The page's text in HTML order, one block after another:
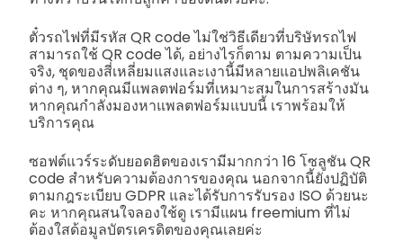
ตั๋วรถไฟที่มีรหัส QR code ไม่ใช่วิธีเดียวที่บริษัทรถไฟ
สามารถใช้ QR code ได้, อย่างไรก็ตาม ตามความเป็น
จริง, ชุดของสี่เหลี่ยมแสงและเงานี้มีหลายแอปพลิเคชัน
ต่าง ๆ, หากคุณมีแพลตฟอร์มที่เหมาะสมในการสร้างมัน
หากคุณกำลังมองหาแพลตฟอร์มแบบนี้ เราพร้อมให้
บริการคุณ
ซอฟต์แวร์ระดับยอดฮิตของเรามีมากกว่า 16 โซลูชัน QR
code สำหรับความต้องการของคุณ นอกจากนี้ยังปฏิบัติ
ตามกฎระเบียบ GDPR และได้รับการรับรอง ISO ด้วยนะ
คะ หากคุณสนใจลองใช้ดู เรามีแผน freemium ที่ไม่
ต้องใสด้อมูลบัตรเครดิตของคุณเลยค่ะ